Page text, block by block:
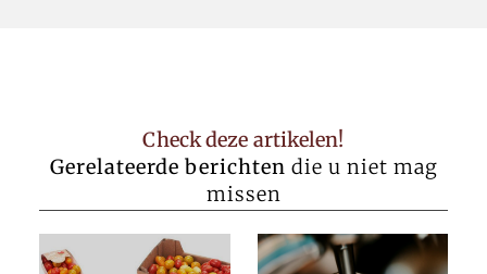
Check deze artikelen!
Gerelateerde berichten die u niet mag
missen